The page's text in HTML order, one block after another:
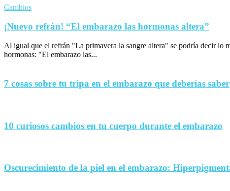
Cambios
¡Nuevo refrán! “El embarazo las hormonas altera”
Al igual que el refrán "La primavera la sangre altera" se podría decir lo
hormonas: "El embarazo las...
7 cosas sobre tu tripa en el embarazo que deberías saber
10 curiosos cambios en tu cuerpo durante el embarazo
Oscurecimiento de la piel en el embarazo: